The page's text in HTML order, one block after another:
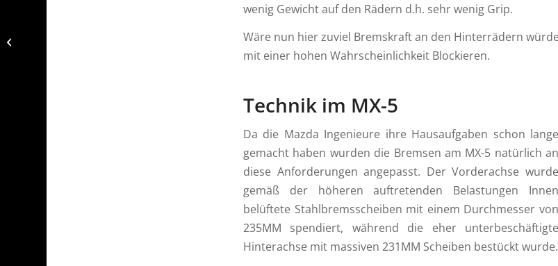
wenig Gewicht auf den Rädern d.h. sehr wenig Grip.
Wäre nun hier zuviel Bremskraft an den Hinterrädern
mit einer hohen Wahrscheinlichkeit Blockieren.
Technik im MX-5
Da die Mazda Ingenieure ihre Hausaufgaben schon lange
gemacht haben wurden die Bremsen am MX-5 natürlich an
diese Anforderungen angepasst. Der Vorderachse wurde
gemäß der höheren auftretenden Belastungen Innen
belüftete Stahlbremsscheiben mit einem Durchmesser von
235MM spendiert, während die eher unterbeschäftigte
Hinterachse mit massiven 231MM Scheiben bestückt wurde.